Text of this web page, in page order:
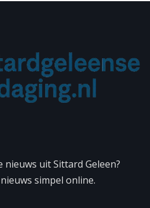
uit Sittard Geleen?
simpel online.